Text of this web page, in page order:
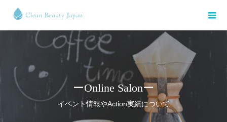
ーOnline Salonー
イベント情報やAction実績について